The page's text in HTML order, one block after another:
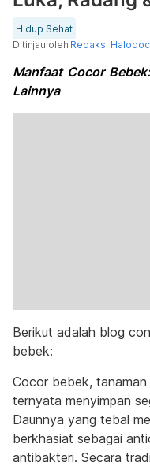
Hidup Sehat
Ditinjau oleh Redaksi Halodoc
Manfaat Cocor
Lainnya
Berikut adalah blog
bebek:
Cocor bebek,
ternyata menyimpan
Daunnya yang tebal
berkhasiat sebagai
antibakteri. Secara